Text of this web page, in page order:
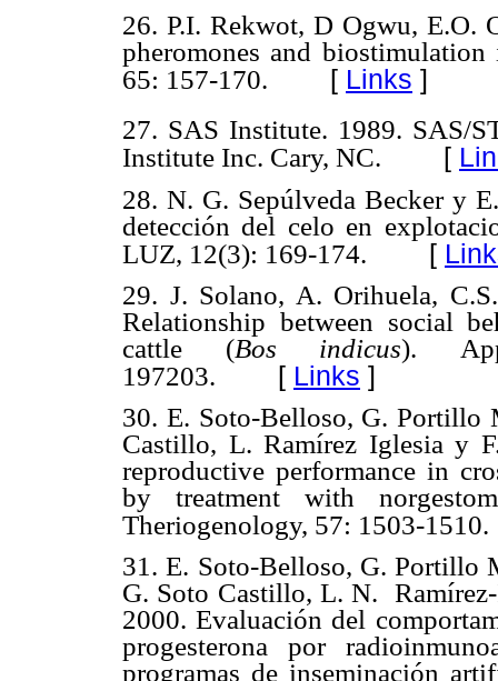
26. P.I. Rekwot, D Ogwu, E.O.
pheromones and
65: 157-170. [ Links ]
27. SAS Institute. 1989. SAS/
Institute Inc. Cary, NC. [
28. N. G. Sepúlveda Becker y
detección del celo en
LUZ, 12(3): 169-174. [
29. J. Solano, A. Orihuela,
Relationship between social
cattle (Bos indicus).
197203. [ Links ]
30. E. Soto-Belloso, G. Portillo
Castillo, L. Ramírez Iglesia y
reproductive performance in
by treatment with
Theriogenology, 57: 1503-1510.
31. E. Soto-Belloso, G. Portillo
G. Soto Castillo, L. N.
2000. Evaluación del
progesterona por
programas de inseminación